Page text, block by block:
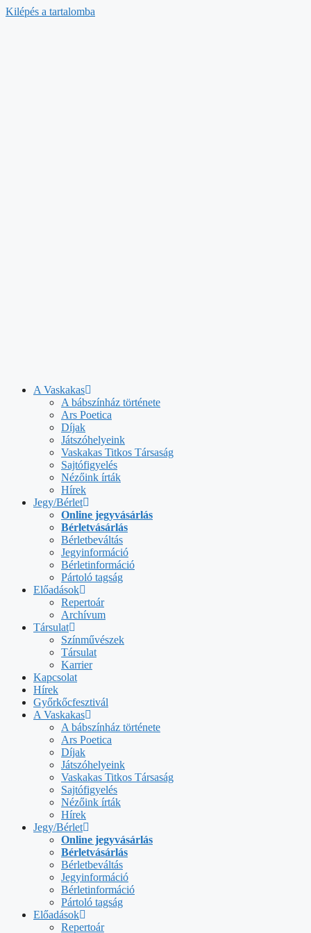
Kilépés a tartalomba
A Vaskakas
A bábszínház története
Ars Poetica
Díjak
Játszóhelyeink
Vaskakas Titkos Társaság
Sajtófigyelés
Nézőink írták
Hírek
Jegy/Bérlet
Online jegyvásárlás
Bérletvásárlás
Bérletbeváltás
Jegyinformáció
Bérletinformáció
Pártoló tagság
Előadások
Repertoár
Archívum
Társulat
Színművészek
Társulat
Karrier
Kapcsolat
Hírek
Győrkőcfesztivál
A Vaskakas
A bábszínház története
Ars Poetica
Díjak
Játszóhelyeink
Vaskakas Titkos Társaság
Sajtófigyelés
Nézőink írták
Hírek
Jegy/Bérlet
Online jegyvásárlás
Bérletvásárlás
Bérletbeváltás
Jegyinformáció
Bérletinformáció
Pártoló tagság
Előadások
Repertoár